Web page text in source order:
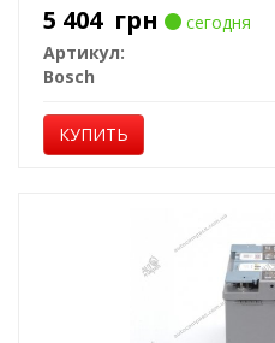
5 404 грн
сегодня
Артикул:
Bosch
КУПИТЬ